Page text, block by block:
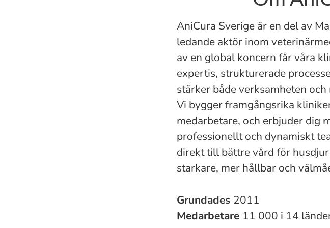
AniCura Sverige är en del av
ledande aktör inom
av en global koncern får våra
expertis, strukturerade
stärker både verksamheten
Vi bygger framgångsrika
medarbetare, och erbjuder dig
professionellt och dynamiskt
direkt till bättre vård för
starkare, mer hållbar och
Grundades 2011
Medarbetare 11 000 i 14